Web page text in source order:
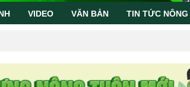
VIDEO VĂN BẢN TIN TỨC